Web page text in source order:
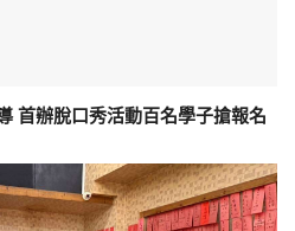
首辦脫口秀活動百名學子搶報名